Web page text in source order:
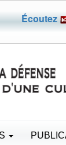
Écoutez